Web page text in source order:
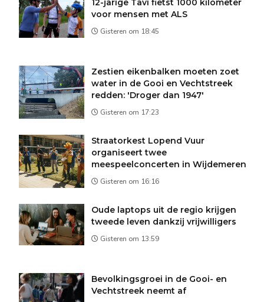
voor mensen met ALS
Gisteren om 18:45
Zestien eikenbalken moeten zoet
water in de Gooi en Vechtstreek
redden: 'Droger dan 1947'
Gisteren om 17:23
Straatorkest Lopend Vuur
organiseert twee
meespeelconcerten in Wijdemeren
Gisteren om 16:16
Oude laptops uit de regio krijgen
tweede leven dankzij vrijwilligers
Gisteren om 13:59
Bevolkingsgroei in de Gooi- en
Vechtstreek neemt af